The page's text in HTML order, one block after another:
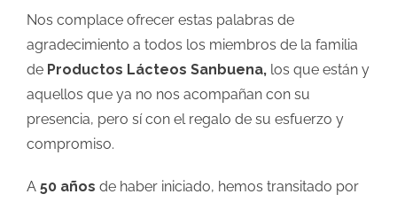
Nos complace ofrecer estas palabras de
agradecimiento a todos los miembros de la familia
de Productos Lácteos Sanbuena, los que están y
aquellos que ya no nos acompañan con su
presencia, pero sí con el regalo de su esfuerzo y
compromiso.
A 50 años de haber iniciado, hemos transitado por